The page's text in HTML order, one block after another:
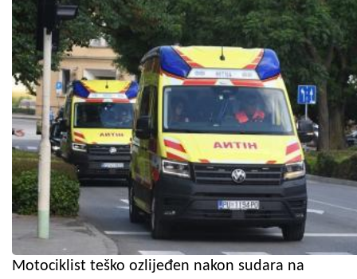
Motociklist teško ozlijeđen nakon sudara na